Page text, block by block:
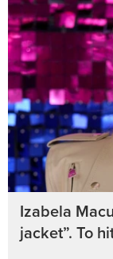
Izabela
jacket”. To